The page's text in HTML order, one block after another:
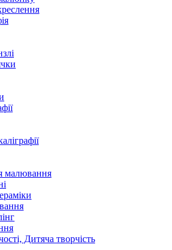
малювання
Дитяча творчість